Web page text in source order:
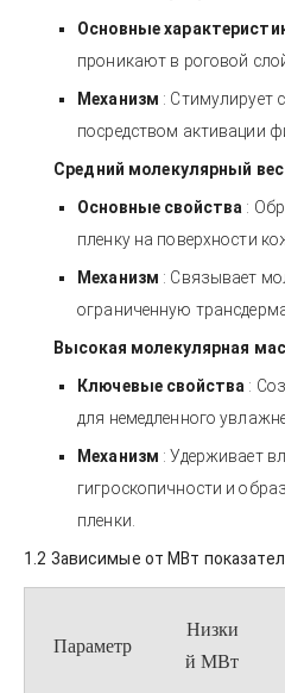
Основные
проникают в роговой
Механизм : Стимулирует
посредством активации
Средний молекулярный
Основные свойства :
пленку на поверхности
Механизм : Связывает
ограниченную
Высокая молекулярная
Ключевые свойства :
для немедленного
Механизм : Удерживает
гигроскопичности и
пленки.
1.2 Зависимые от МВт
Параметр
Низки
й МВт